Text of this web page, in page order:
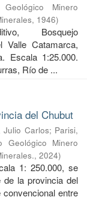
Minero
, 1946)
Bosquejo
Catamarca,
Escala 1:25.000.
Río de ...
del Chubut
Julio Carlos; Parisi,
Geológico Minero
, 2024)
1: 250.000, se
de la provincia del
entre